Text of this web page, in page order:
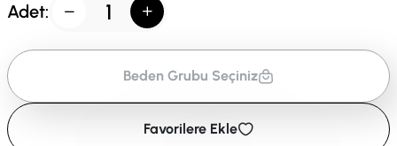
Adet:
Beden Grubu Seçiniz
Favorilere Ekle